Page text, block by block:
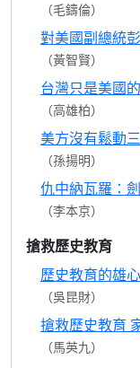
（毛鑄倫）
對美國副總統
（黃智賢）
台灣只是美國
（高雄柏）
美方沒有鬆動
（孫揚明）
仇中納瓦羅：
（李本京）
搶救歷史教育
歷史教育的雄
（吳昆財）
搶救歷史教育
（馬英九）